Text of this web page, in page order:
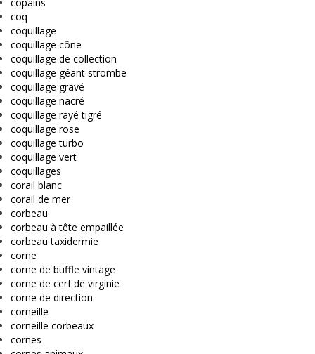
copains
coq
coquillage
coquillage cône
coquillage de collection
coquillage géant strombe
coquillage gravé
coquillage nacré
coquillage rayé tigré
coquillage rose
coquillage turbo
coquillage vert
coquillages
corail blanc
corail de mer
corbeau
corbeau à tête empaillée
corbeau taxidermie
corne
corne de buffle vintage
corne de cerf de virginie
corne de direction
corneille
corneille corbeaux
cornes